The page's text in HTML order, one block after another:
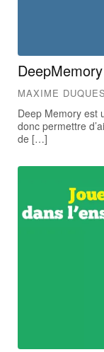
MAXIME
Deep Memory est
donc permettre
de […]